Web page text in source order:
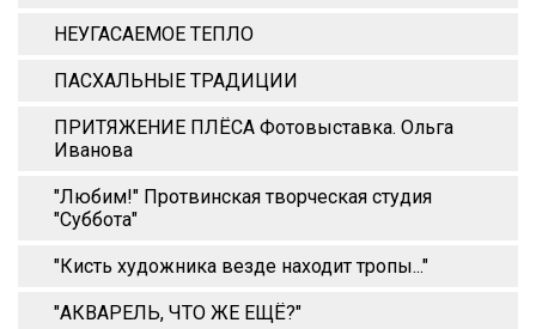
НЕУГАСАЕМОЕ ТЕПЛО
ПАСХАЛЬНЫЕ ТРАДИЦИИ
ПРИТЯЖЕНИЕ ПЛЁСА Фотовыставка. Ольга
Иванова
"Любим!" Протвинская творческая студия
"Суббота"
"Кисть художника везде находит тропы..."
"АКВАРЕЛЬ, ЧТО ЖЕ ЕЩЁ?"